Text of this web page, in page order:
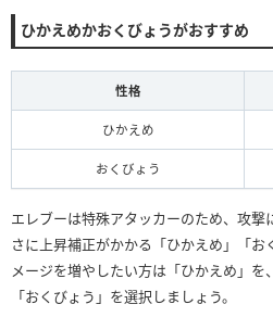
ひかえめかおくびょうがおすすめ
性格
ひかえめ
おくびょう
エレブーは特殊アタッカーのため、攻
さに上昇補正がかかる「ひかえめ」「
メージを増やしたい方は「ひかえめ」
「おくびょう」を選択しましょう。